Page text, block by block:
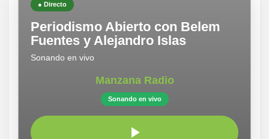
● Directo
Periodismo Abierto con Belem
Fuentes y Alejandro Islas
Sonando en vivo
Manzana Radio
Sonando en vivo